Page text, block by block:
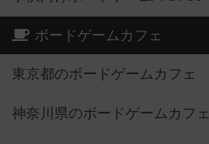
ボードゲームカフェ
東京都のボードゲームカフェ
神奈川県のボードゲームカフェ